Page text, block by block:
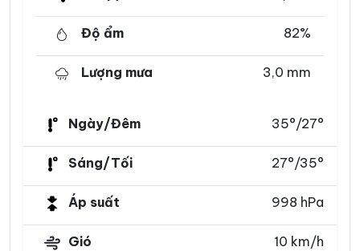
Độ ẩm 82%
Lượng mưa 3,0 mm
Ngày/Đêm 35°/27°
Sáng/Tối 27°/35°
Áp suất 998 hPa
Gió 10 km/h